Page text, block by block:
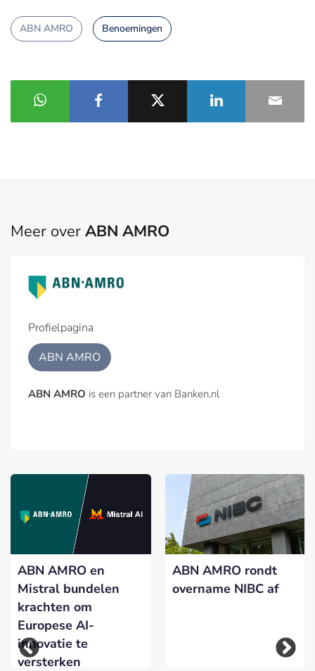
ABN AMRO Benoemingen
Meer over ABN AMRO
Profielpagina
ABN AMRO
ABN AMRO is een partner van Banken.nl
ABN AMRO en
Mistral bundelen
krachten om
Europese AI-
innovatie te
versterken
ABN AMRO rondt
overname NIBC af